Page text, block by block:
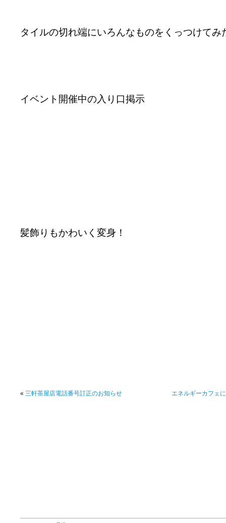
タイルの切れ端にいろんなものをくっつけてみ
イベント開催中の入り口掲示
髪飾りもかわいく変身！
« 三軒茶屋店電話番号訂正のお知らせ エネルギーカフェ